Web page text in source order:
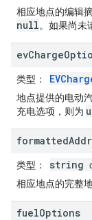
相应地点的编辑
null。如果尚未
evCharge
类型 ：
地点提供的电动
充电选项，则为
formatted
类型 ： string
相应地点的完整地
fuelOptions